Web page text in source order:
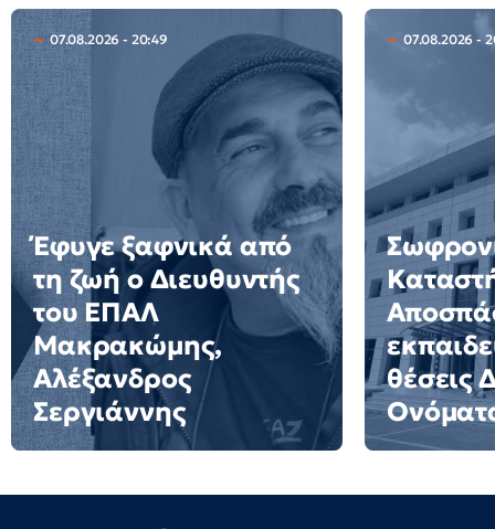
07.08.2026 - 20:49
Έφυγε ξαφνικά από
τη ζωή ο Διευθυντής
του ΕΠΑΛ
Μακρακώμης,
Αλέξανδρος
Σεργιάννης
07.08.2026 -
θέσεις